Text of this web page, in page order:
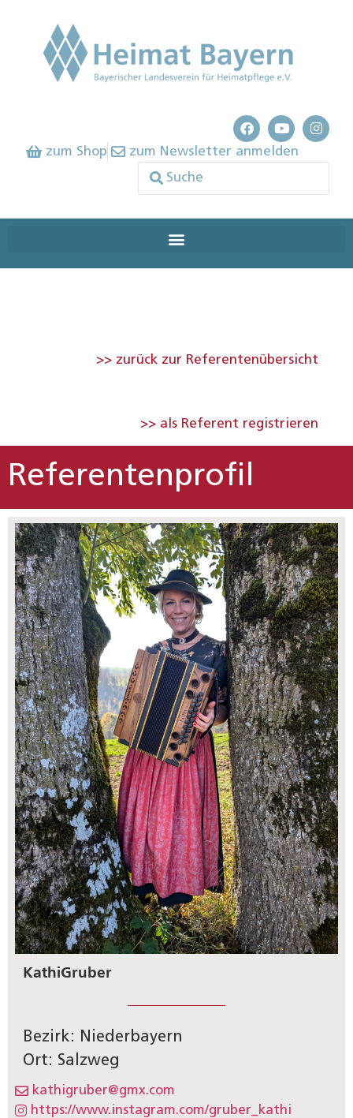
zum Shop zum Newsletter anmelden
>> zurück zur Referentenübersicht
>> als Referent registrieren
Referentenprofil
KathiGruber
Bezirk: Niederbayern
Ort: Salzweg
kathigruber@gmx.com
https://www.instagram.com/gruber_kathi